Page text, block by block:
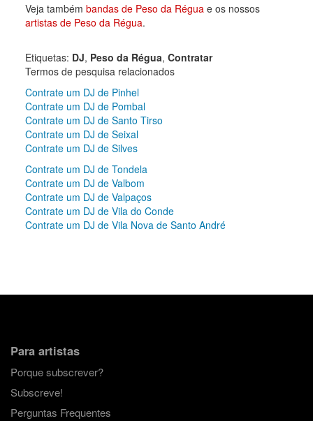
Veja também bandas de Peso da Régua e os nossos
artistas de Peso da Régua.
Etiquetas: DJ, Peso da Régua, Contratar
Termos de pesquisa relacionados
Contrate um DJ de Pinhel
Contrate um DJ de Pombal
Contrate um DJ de Santo Tirso
Contrate um DJ de Seixal
Contrate um DJ de Silves
Contrate um DJ de Tondela
Contrate um DJ de Valbom
Contrate um DJ de Valpaços
Contrate um DJ de Vila do Conde
Contrate um DJ de Vila Nova de Santo André
Para artistas
Porque subscrever?
Subscreve!
Perguntas Frequentes